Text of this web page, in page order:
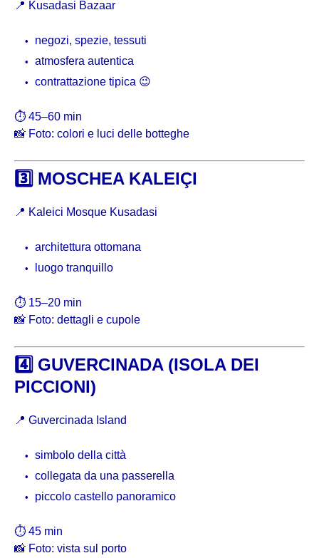
📍 Kusadasi Bazaar
negozi, spezie, tessuti
atmosfera autentica
contrattazione tipica 😉
⏱ 45–60 min
📸 Foto: colori e luci delle botteghe
3️⃣ MOSCHEA KALEIÇI
📍 Kaleici Mosque Kusadasi
architettura ottomana
luogo tranquillo
⏱ 15–20 min
📸 Foto: dettagli e cupole
4️⃣ GUVERCINADA (ISOLA DEI
PICCIONI)
📍 Guvercinada Island
simbolo della città
collegata da una passerella
piccolo castello panoramico
⏱ 45 min
📸 Foto: vista sul porto